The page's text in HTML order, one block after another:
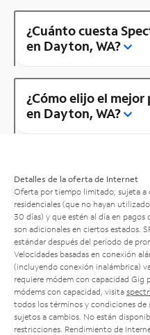
¿Cuánto cuesta
en Dayton, WA?
¿Cómo elijo el
en Dayton, WA?
Detalles de la oferta de Internet
Oferta por tiempo limitado; sujeta a
residenciales (que no hayan
30 días) y que estén al día en
son adicionales en ciertos estados.
estándar después del período de
Velocidades basadas en conexión
(incluyendo conexión inalámbrica)
requiere módem con capacidad Gig
módems con capacidad, visita
todos los términos y condiciones de
sujetos a cambios. No están
restricciones. Rendimiento de